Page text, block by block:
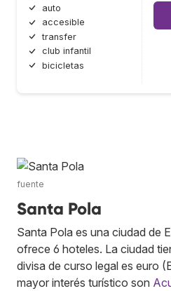
auto
accesible
transfer
club infantil
bicicletas
fuente
Santa Pola
Santa Pola es una ciudad de
ofrece 6 hoteles. La ciudad
divisa de curso legal es euro
mayor interés turístico son